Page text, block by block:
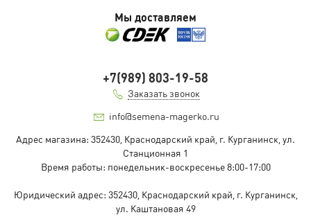
Мы доставляем
+7(989) 803-19-58
Заказать звонок
info@semena-magerko.ru
Адрес магазина: 352430, Краснодарский край, г. Курганинск, ул.
Станционная 1
Время работы: понедельник-воскресенье 8:00-17:00
Юридический адрес: 352430, Краснодарский край, г. Курганинск,
ул. Каштановая 49